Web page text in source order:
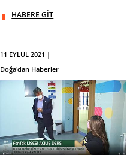
HABERE GİT
11 EYLÜL 2021 |
Doğa'dan Haberler